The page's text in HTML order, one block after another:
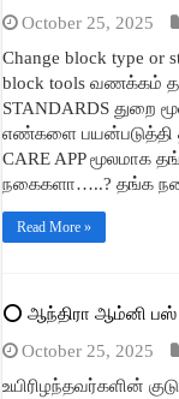
October 25, 2025
Change block type or
block tools வணக்கம்
STANDARDS துறை
எண்களை
CARE APP மூலமாக
நகைகளா…..? தங்க
Read More »
⭕ ஆந்திரா ஆம்னி பஸ்
October 25, 2025
உயிரிழந்தவர்களின்